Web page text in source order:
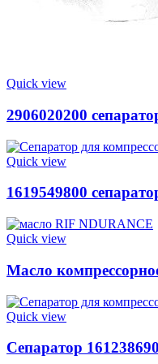
Quick view
2906020200
Quick view
1619549800
Quick view
Масло
Quick view
Сепаратор